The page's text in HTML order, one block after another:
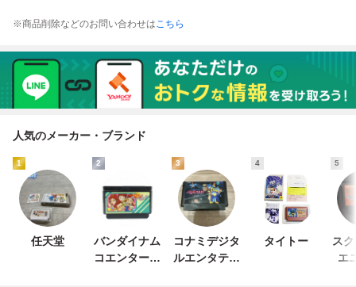
※商品削除などのお問い合わせはこちら
人気のメーカー・ブランド
1
任天堂
2
バンダイナム
コエンターテ
3
コナミデジタ
ルエンタテイ
4
タイトー
5
ス
エ